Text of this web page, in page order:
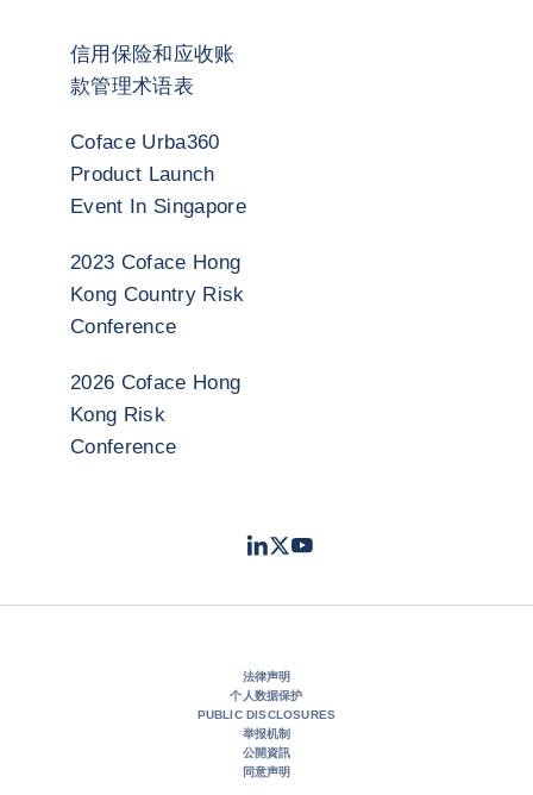
信用保险和应收账
款管理术语表
Coface Urba360
Product Launch
Event In Singapore
2023 Coface Hong
Kong Country Risk
Conference
2026 Coface Hong
Kong Risk
Conference
LinkedIn
TwitterYoutube
法律声明
个人数据保护
PUBLIC DISCLOSURES
举报机制
公開資訊
同意声明